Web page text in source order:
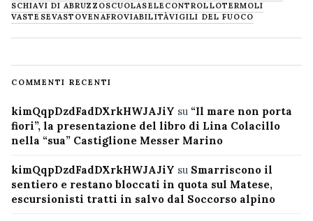
SCHIAVI DI ABRUZZOSCUOLASELECONTROLLOTERMOLI
VASTESEVASTOVENAFROVIABILITÀVIGILI DEL FUOCO
COMMENTI RECENTI
kimQqpDzdFadDXrkHWJAJiY su “Il mare non porta
fiori”, la presentazione del libro di Lina Colacillo
nella “sua” Castiglione Messer Marino
kimQqpDzdFadDXrkHWJAJiY su Smarriscono il
sentiero e restano bloccati in quota sul Matese,
escursionisti tratti in salvo dal Soccorso alpino